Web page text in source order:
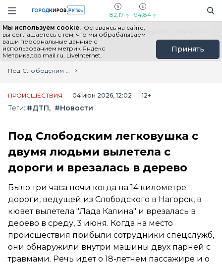
Навигация сайта
82,17 94,84
Мы используем cookie. Оставаясь на сайте,
вы соглашаетесь с тем, что мы обрабатываем
ваши персональные данные с
использованием метрик Яндекс
Метрика,top.mail.ru, LiveInternet.
Принять
Выборы - 2026 Все новости Мы в Telegram
Главная
Лента новостей
Под Слободским легковушка с двумя людьми вылетела с дороги и врезалась в дерево
ПРОИСШЕСТВИЯ 04 июн 2026, 12:02 12+
Теги: #ДТП #Новости
Под Слободским легковушка с
двумя людьми вылетела с
дороги и врезалась в дерево
Было три часа ночи когда на 14 километре
дороги, ведущей из Слободского в Нагорск, в
кювет вылетела "Лада Калина" и врезалась в
дерево в среду, 3 июня. Когда на место
происшествия прибыли сотрудники спецслужб,
они обнаружили внутри машины двух парней с
травмами. Речь идет о 18-летнем пассажире и о